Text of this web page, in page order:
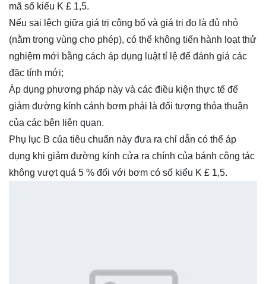
mã số kiểu K £ 1,5.
Nếu sai lệch giữa giá trị công bố và giá trị đo là đủ nhỏ
(nằm trong vùng cho phép), có thể không tiến hành loạt thử
nghiệm mới bằng cách áp dụng luật tỉ lệ để đánh giá các
đặc tính mới;
Áp dụng phương pháp này và các điều kiện thực tế để
giảm đường kính cánh bơm phải là đối tượng thỏa thuận
của các bên liên quan.
Phụ lục B của tiêu chuẩn này đưa ra chỉ dẫn có thể áp
dụng khi giảm đường kính cửa ra chính của bánh công tác
không vượt quá 5 % đối với bơm có số kiểu K £ 1,5.